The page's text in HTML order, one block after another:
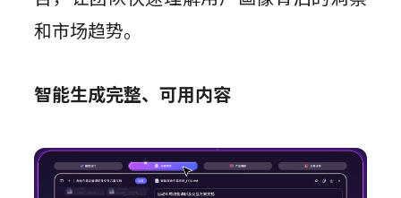
和市场趋势。
智能生成完整、可用内容